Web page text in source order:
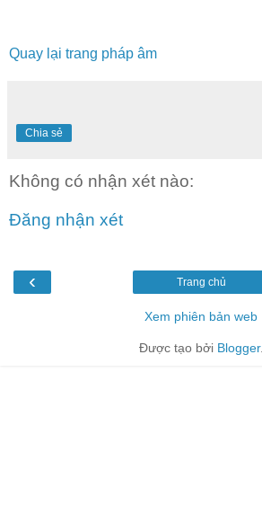
Quay lại trang pháp âm
Chia sẻ
Không có nhận xét nào:
Đăng nhận xét
‹ Trang chủ
Xem phiên bản web
Được tạo bởi Blogger.